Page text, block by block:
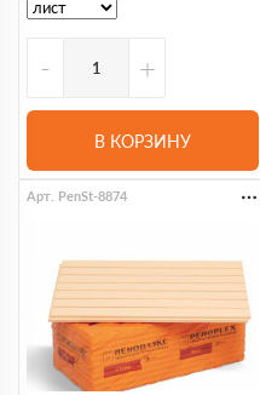
- +
В КОРЗИНУ
Арт. PenSt-8874